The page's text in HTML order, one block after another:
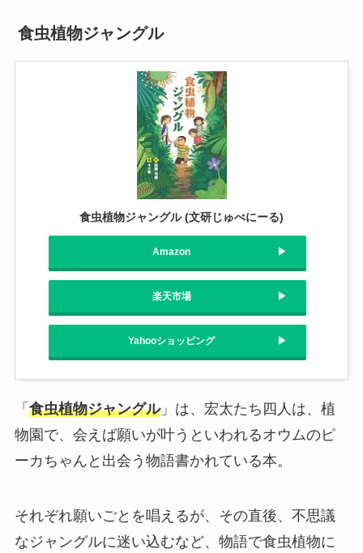
食虫植物ジャングル
食虫植物ジャングル (文研じゅべにーる)
Amazon
楽天市場
Yahooショッピング
「 食虫植物ジャングル」は、宏太たち四人は、植
物園で、会えば願いが叶うといわれるオウムのピ
ーカちゃんと出会う物語書かれている本。
それぞれ願いごとを唱えるが、その直後、不思議
なジャングルに迷い込むなど、物語で食虫植物に